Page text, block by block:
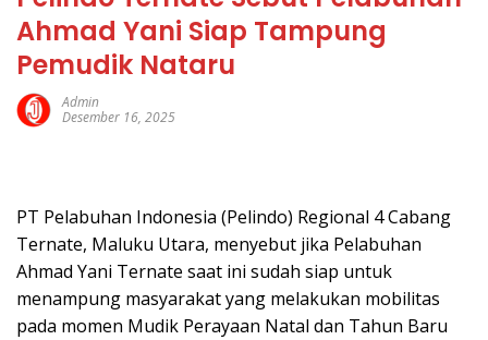
Ahmad Yani Siap Tampung
Pemudik Nataru
Admin
Desember 16, 2025
PT Pelabuhan Indonesia (Pelindo) Regional 4 Cabang
Ternate, Maluku Utara, menyebut jika Pelabuhan
Ahmad Yani Ternate saat ini sudah siap untuk
menampung masyarakat yang melakukan mobilitas
pada momen Mudik Perayaan Natal dan Tahun Baru